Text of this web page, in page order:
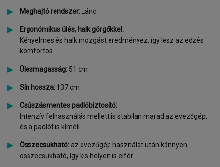
Meghajtó rendszer: Lánc
Ergonómikus ülés, halk görgőkkel:
Kényelmes és halk mozgást eredményez, így lesz az edzés
komfortos.
Ülésmagasság: 51 cm
Sín hossza: 137 cm
Csúszásmentes padlóbiztosító:
Intenzív felhasználás mellett is stabilan marad az evezőgép,
és a padlót is kíméli.
Összecsukható: az evezőgép használat után könnyen
összecsukható, így kis helyen is elfér.